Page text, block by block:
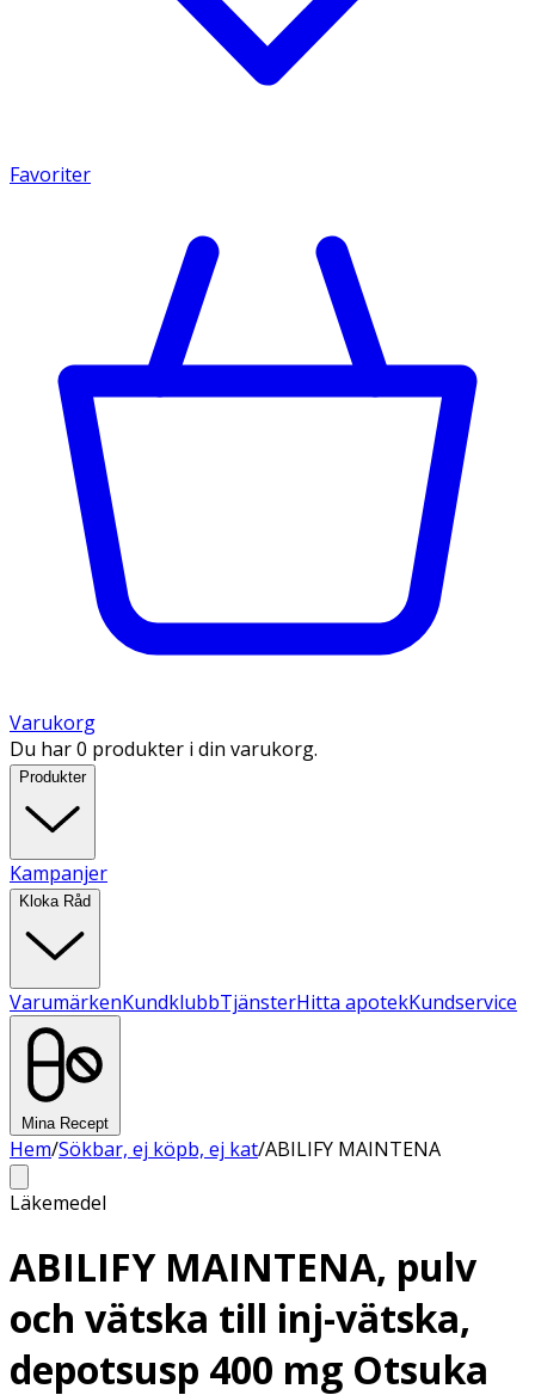
Favoriter
Varukorg
Du har 0 produkter i din varukorg.
Produkter
Kampanjer
Kloka Råd
VarumärkenKundklubbTjänsterHitta apotekKundservice
Mina Recept
Hem/Sökbar, ej köpb, ej kat/ABILIFY MAINTENA
Läkemedel
ABILIFY MAINTENA, pulv
och vätska till inj-vätska,
depotsusp 400 mg Otsuka